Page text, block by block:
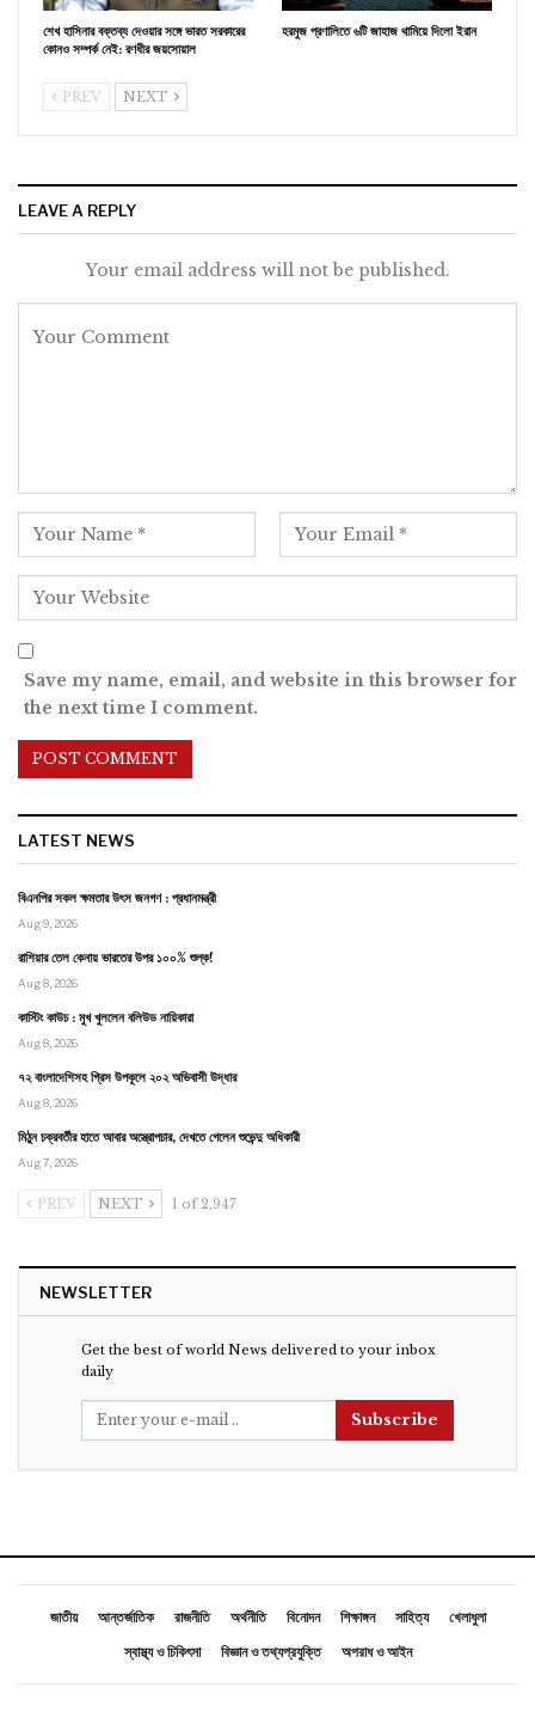
শেখ হাসিনার বক্তব্য দেওয়ার সঙ্গে ভারত সরকারের
কোনও সম্পর্ক নেই: রণধীর জয়সোয়াল
হরমুজ প্রণালিতে ৬টি জাহাজ থামিয়ে দিলো ইরান
PREV NEXT
LEAVE A REPLY
Your email address will not be published.
Save my name, email, and website in this browser for
the next time I comment.
LATEST NEWS
বিএনপির সকল ক্ষমতার উৎস জনগণ : প্রধানমন্ত্রী
Aug 9, 2026
রাশিয়ার তেল কেনায় ভারতের উপর ১০০% শুল্ক!
Aug 8, 2026
কাস্টিং কাউচ : মুখ খুললেন বলিউড নায়িকারা
Aug 8, 2026
৭২ বাংলাদেশিসহ গ্রিস উপকূলে ২০২ অভিবাসী উদ্ধার
Aug 8, 2026
মিঠুন চক্রবর্তীর হাতে আবার অস্ত্রোপচার, দেখতে গেলেন শুভেন্দু অধিকারী
Aug 7, 2026
PREV NEXT 1 of 2,947
NEWSLETTER
Get the best of world News delivered to your inbox
daily
Subscribe
জাতীয় আন্তর্জাতিক রাজনীতি অর্থনীতি বিনোদন শিক্ষাঙ্গন সাহিত্য
খেলাধুলা
স্বাস্থ্য ও চিকিৎসা
বিজ্ঞান ও তথ্যপ্রযুক্তি অপরাধ ও আইন